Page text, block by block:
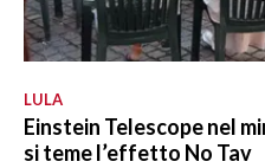
LULA
Einstein Telescope nel
si teme l’effetto No Tav